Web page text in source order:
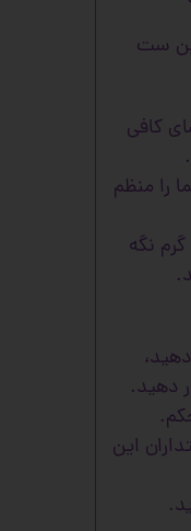
ست
و ابعاد **41×20×31**، فضای کافی
را منظم
نگه
دهید.
این